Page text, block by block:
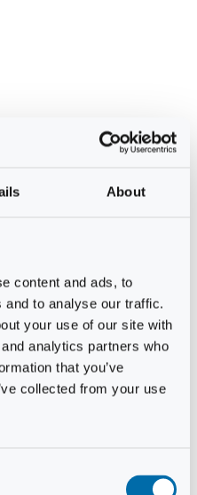
About
content and ads, to
to analyse our traffic.
your use of our site with
analytics partners who
that you’ve
collected from your use